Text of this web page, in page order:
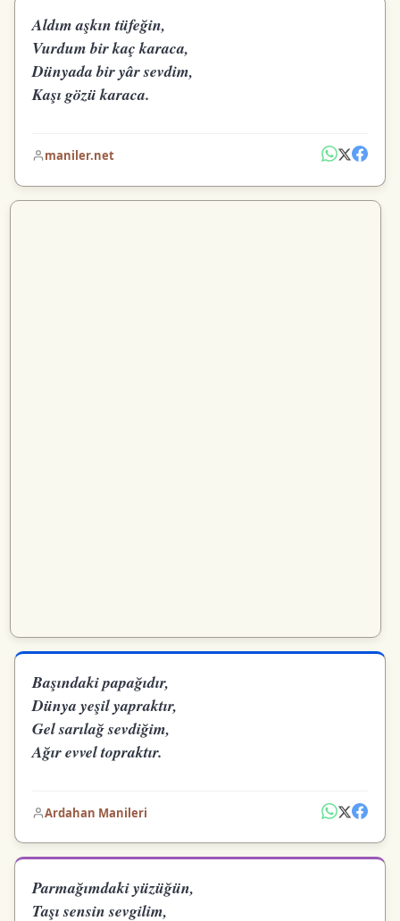
Aldım aşkın tüfeğin,
Vurdum bir kaç karaca,
Dünyada bir yâr sevdim,
Kaşı gözü karaca.
maniler.net
Başındaki papağıdır,
Dünya yeşil yapraktır,
Gel sarılağ sevdiğim,
Ağır evvel topraktır.
Ardahan Manileri
Parmağımdaki yüzüğün,
Taşı sensin sevgilim,